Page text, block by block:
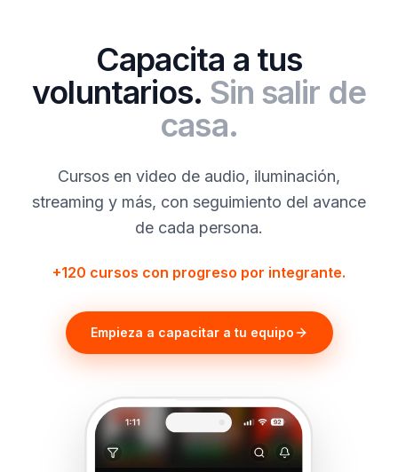
Capacita a tus
voluntarios. Sin salir de
casa.
Cursos en video de audio, iluminación,
streaming y más, con seguimiento del avance
de cada persona.
+120 cursos con progreso por integrante.
Empieza a capacitar a tu equipo